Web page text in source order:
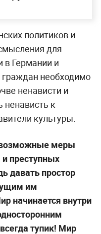
политиков и
для
в Германии и
необходимо
ненависти и
ненависть к
культуры.
возможные меры
и преступных
давать простор
им
начинается внутри
тупик! Мир